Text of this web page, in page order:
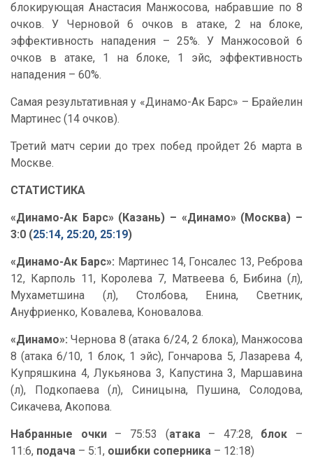
блокирующая Анастасия Манжосова, набравшие по 8
очков. У Черновой 6 очков в атаке, 2 на блоке,
эффективность нападения – 25%. У Манжосовой 6
очков в атаке, 1 на блоке, 1 эйс, эффективность
нападения – 60%.
Самая результативная у «Динамо-Ак Барс» – Брайелин
Мартинес (14 очков).
Третий матч серии до трех побед пройдет 26 марта в
Москве.
СТАТИСТИКА
«Динамо-Ак Барс» (Казань) – «Динамо» (Москва) –
3:0 (25:14, 25:20, 25:19)
«Динамо-Ак Барс»: Мартинес 14, Гонсалес 13, Реброва
12, Карполь 11, Королева 7, Матвеева 6, Бибина (л),
Мухаметшина (л), Столбова, Енина, Светник,
Ануфриенко, Ковалева, Коновалова.
«Динамо»: Чернова 8 (атака 6/24, 2 блока), Манжосова
8 (атака 6/10, 1 блок, 1 эйс), Гончарова 5, Лазарева 4,
Купряшкина 4, Лукьянова 3, Капустина 3, Маршавина
(л), Подкопаева (л), Синицына, Пушина, Солодова,
Сикачева, Акопова.
Набранные очки– 75:53 (атака– 47:28, блок –
11:6, подача – 5:1, ошибки соперника – 12:18)